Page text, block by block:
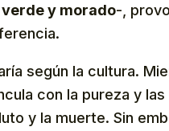
verde y morado-,
según la cultura.
con la pureza y las
y la muerte. Sin